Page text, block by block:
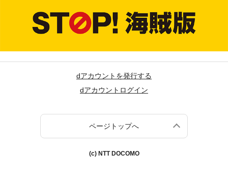
dアカウントを発行する
dアカウントログイン
ページトップへ
(c) NTT DOCOMO